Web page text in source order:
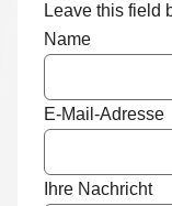
Leave this field
Name
E-Mail-Adresse
Ihre Nachricht